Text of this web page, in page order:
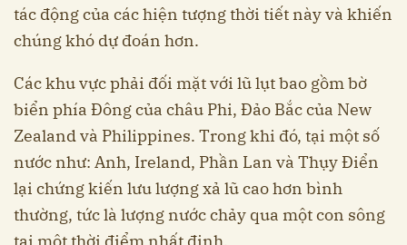
tác động của các hiện tượng thời tiết này và khiến
chúng khó dự đoán hơn.
Các khu vực phải đối mặt với lũ lụt bao gồm bờ
biển phía Đông của châu Phi, Đảo Bắc của New
Zealand và Philippines. Trong khi đó, tại một số
nước như: Anh, Ireland, Phần Lan và Thụy Điển
lại chứng kiến lưu lượng xả lũ cao hơn bình
thường, tức là lượng nước chảy qua một con sông